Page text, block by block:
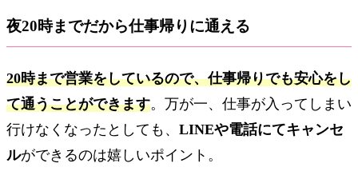
夜20時までだから仕事帰りに通える
20時まで営業をしているので、仕事帰りでも安心をし
て通うことができます。万が一、仕事が入ってしまい
行けなくなったとしても、 LINEや電話にてキャンセ
ルができるのは嬉しいポイント。